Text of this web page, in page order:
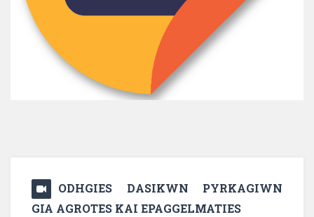
ODHGIES DASIKWN PYRKAGIWN
GIA AGROTES KAI EPAGGELMATIES